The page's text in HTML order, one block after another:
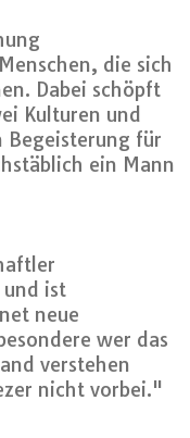
die sich
Dabei schöpft
Kulturen und
für
ein Mann
ist
neue
wer das
verstehen
nicht vorbei."